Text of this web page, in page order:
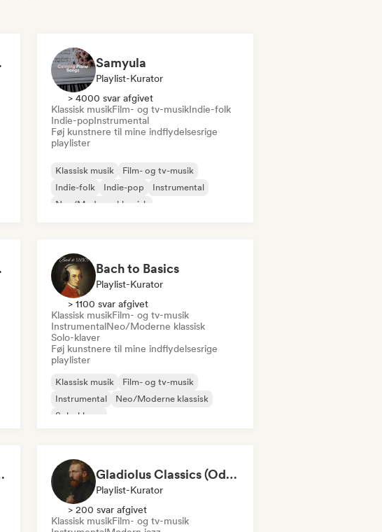
Samyula
Playlist-Kurator
> 4000 svar afgivet
Klassisk musikFilm- og tv-musikIndie-folk
Indie-popInstrumental
Føj kunstnere til mine indflydelsesrige
playlister
Klassisk musik
Film- og tv-musik
Indie-folk
Indie-pop
Instrumental
Neo/Moderne klassisk
Bach to Basics
Playlist-Kurator
> 1100 svar afgivet
Klassisk musikFilm- og tv-musik
InstrumentalNeo/Moderne klassisk
Solo-klaver
Føj kunstnere til mine indflydelsesrige
playlister
Klassisk musik
Film- og tv-musik
Instrumental
Neo/Moderne klassisk
Solo-klaver
you Gladiolus Classics (Odak Arttırıcı Müzikler)
Playlist-Kurator
> 200 svar afgivet
Klassisk musikFilm- og tv-musik